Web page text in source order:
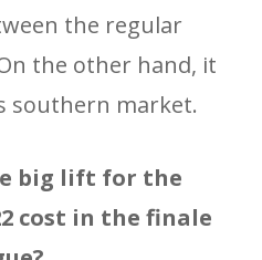
the regular
the other hand, it
southern market.
big lift for the
cost in the finale